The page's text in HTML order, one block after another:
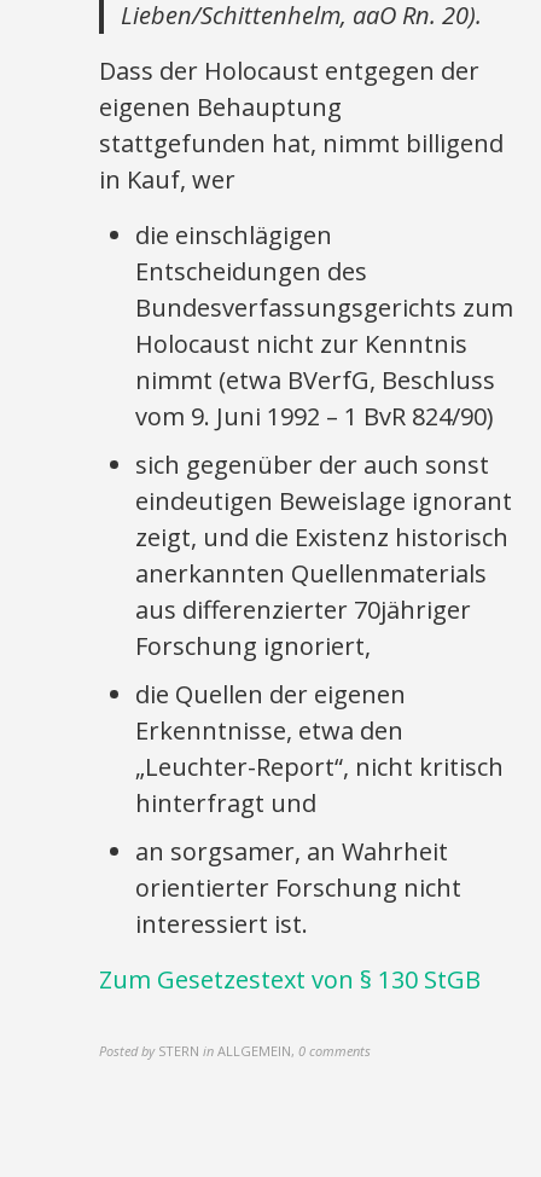
Lieben/Schittenhelm, aaO Rn. 20).
Dass der Holocaust entgegen der
eigenen Behauptung
stattgefunden hat, nimmt billigend
in Kauf, wer
die einschlägigen
Entscheidungen des
Bundesverfassungsgerichts zum
Holocaust nicht zur Kenntnis
nimmt (etwa BVerfG, Beschluss
vom 9. Juni 1992 – 1 BvR 824/90)
sich gegenüber der auch sonst
eindeutigen Beweislage ignorant
zeigt, und die Existenz historisch
anerkannten Quellenmaterials
aus differenzierter 70jähriger
Forschung ignoriert,
die Quellen der eigenen
Erkenntnisse, etwa den
„Leuchter-Report“, nicht kritisch
hinterfragt und
an sorgsamer, an Wahrheit
orientierter Forschung nicht
interessiert ist.
Zum Gesetzestext von § 130 StGB
Posted by STERN in ALLGEMEIN,0 comments